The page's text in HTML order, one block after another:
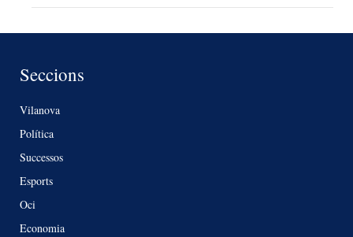
Seccions
Vilanova
Política
Successos
Esports
Oci
Economia